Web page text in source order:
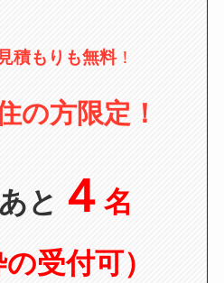
積もりも無料！
の方限定！
と ４ 名
の受付可）